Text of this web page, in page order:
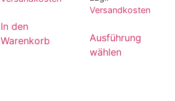
In den
Warenkorb
Versandkosten
Ausführung
wählen